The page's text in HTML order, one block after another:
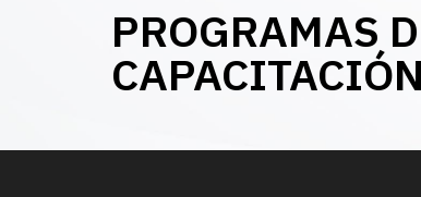
PROGRAMAS
CAPACITACIÓN